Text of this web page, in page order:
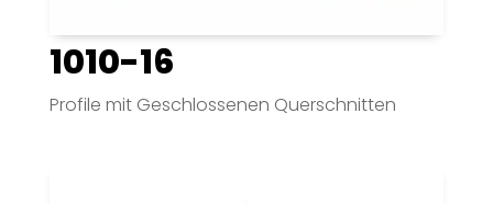
1010-16
Profile mit Geschlossenen Querschnitten